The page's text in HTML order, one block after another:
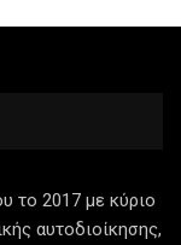
το 2017 με κύριο
αυτοδιοίκησης,